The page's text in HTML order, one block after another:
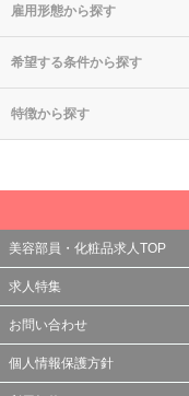
雇用形態から探す
希望する条件から探す
特徴から探す
美容部員・化粧品求人TOP
求人特集
お問い合わせ
個人情報保護方針